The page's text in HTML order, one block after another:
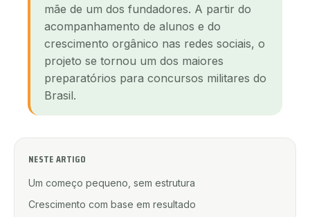
mãe de um dos fundadores. A partir do
acompanhamento de alunos e do
crescimento orgânico nas redes sociais, o
projeto se tornou um dos maiores
preparatórios para concursos militares do
Brasil.
NESTE ARTIGO
Um começo pequeno, sem estrutura
Crescimento com base em resultado